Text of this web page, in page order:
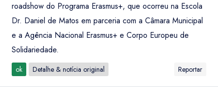
roadshow do Programa Erasmus+, que ocorreu na Escola
Dr. Daniel de Matos em parceria com a Câmara Municipal
e a Agência Nacional Erasmus+ e Corpo Europeu de
Solidariedade.
ok Detalhe & notícia original Reportar